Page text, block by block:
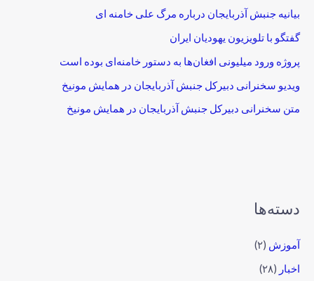
بیانیه جنبش آذربایجان درباره مرگ علی خامنه ای
گفتگو با تلویزیون یهودیان ایران
پروژه ورود میلیونی افغان‌ها به دستور خامنه‌ای بوده است
ویدیو سخنرانی دبیرکل جنبش آذربایجان در همایش مونیخ
متن سخنرانی دبیرکل جنبش آذربایجان در همایش مونیخ
دسته‌ها
آموزش (۲)
اخبار (۲۸)